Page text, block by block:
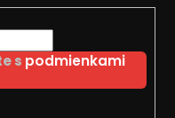
s podmienkami